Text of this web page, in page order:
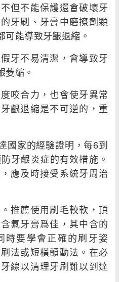
但不能保護還會破壞牙
牙刷、牙膏中磨擦劑顆
能導致牙齦退縮。
牙不易清潔，會導致牙
萎縮。
咬合力，也會使牙異常
齦退縮是不可逆的，重
國家的經驗證明，每6到
牙齦炎症的有效措施。
應及時接受系統牙周治
推薦使用刷毛較軟，頂
氟牙膏爲佳，其中含的
時要學會正確的刷牙姿
法或短橫顫動法。在必
線以清理牙刷難以到達